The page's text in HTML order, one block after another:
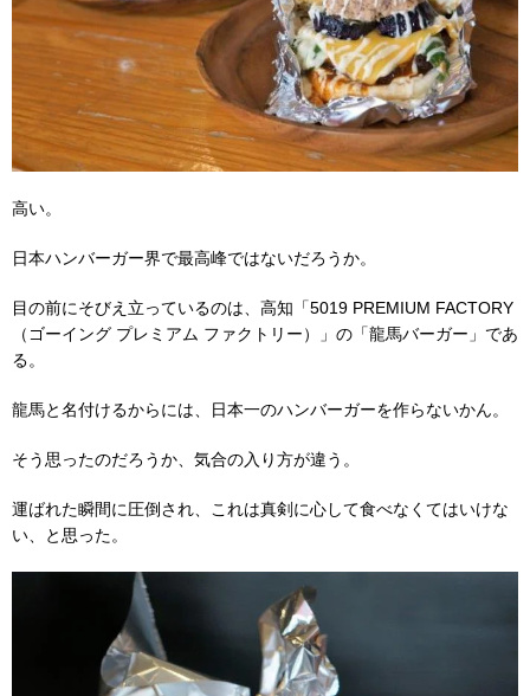
高い。
日本ハンバーガー界で最高峰ではないだろうか。
目の前にそびえ立っているのは、高知「5019 PREMIUM FACTORY
（ゴーイング プレミアム ファクトリー）」の「龍馬バーガー」であ
る。
龍馬と名付けるからには、日本一のハンバーガーを作らないかん。
そう思ったのだろうか、気合の入り方が違う。
運ばれた瞬間に圧倒され、これは真剣に心して食べなくてはいけな
い、と思った。